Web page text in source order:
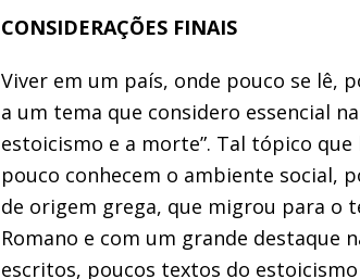
CONSIDERAÇÕES FINAIS
Viver em um país, onde pouco se lê,
a um tema que considero essencial
estoicismo e a morte”. Tal tópico
pouco conhecem o ambiente social,
de origem grega, que migrou para
Romano e com um grande destaque
escritos, poucos textos do